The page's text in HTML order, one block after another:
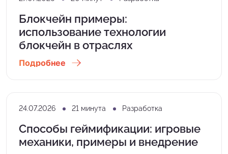
Блокчейн примеры:
использование технологии
блокчейн в отраслях
Подробнее
24.07.2026 21 минута Разработка
Способы геймификации: игровые
механики, примеры и внедрение